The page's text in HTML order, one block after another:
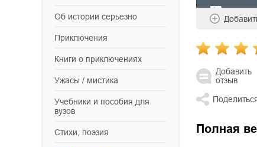
об истории серьезно
приключения
книги о приключениях
ужасы / мистика
учебники и пособия для
вузов
cтихи, поэзия
Добавить
отзыв
Полная